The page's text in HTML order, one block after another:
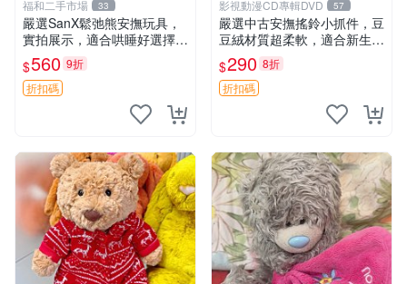
福和二手市場 33
嚴選SanX鬆弛熊安撫玩具，
實拍展示，適合哄睡好選擇
電腦玩具 安撫用品
$560 9折
折扣碼
影視動漫CD專輯DVD 57
嚴選中古安撫搖鈴小抓件，豆
豆絨材質超柔軟，適合新生寶
寶緩解焦慮 (安撫玩具 寶寶用
品 抱枕)
$290 8折
折扣碼